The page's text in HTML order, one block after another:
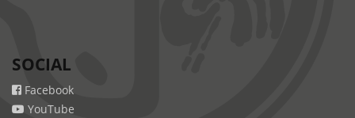
SOCIAL
Facebook
YouTube